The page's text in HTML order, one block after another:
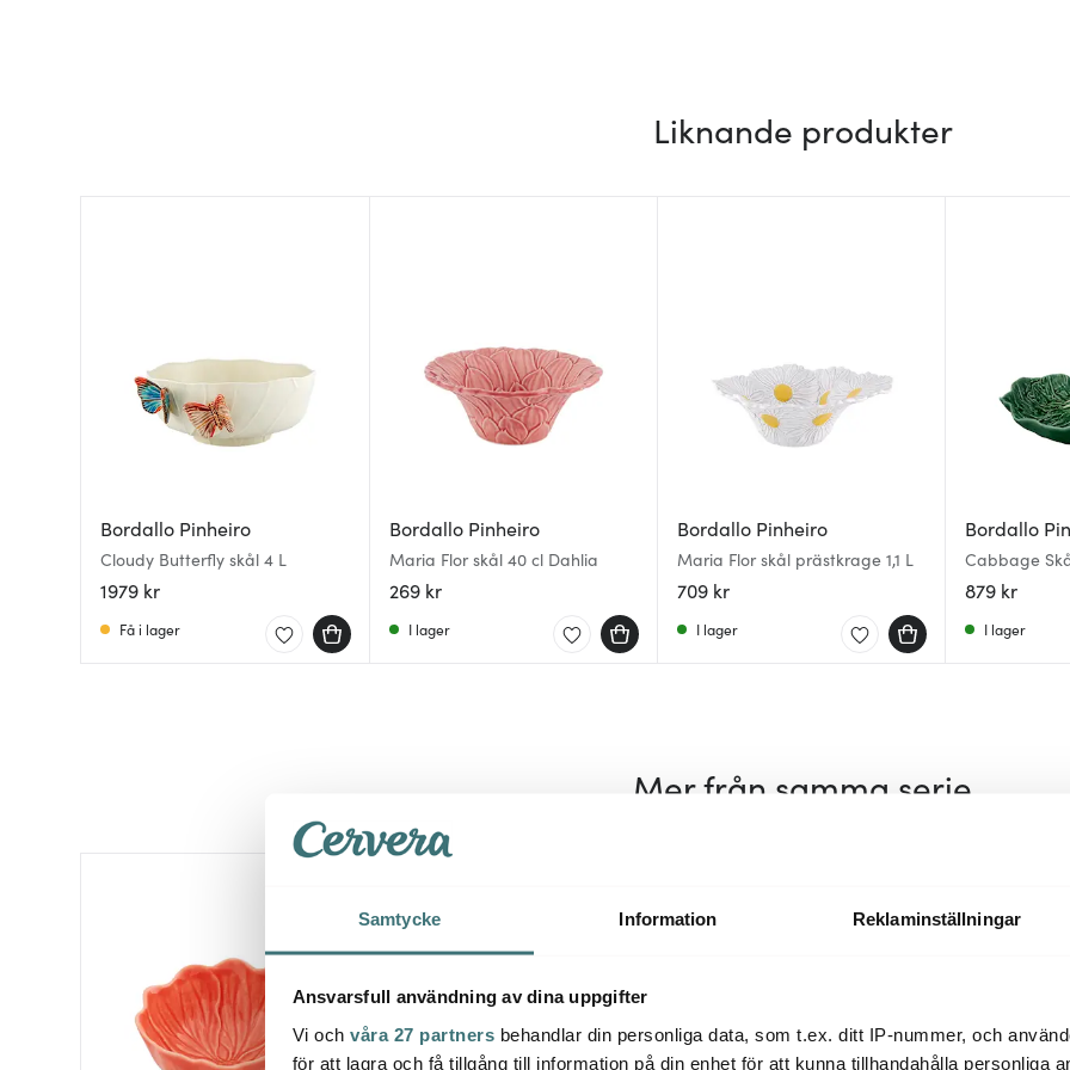
Samtycke Information Reklaminställningar
Ansvarsfull användning av dina uppgifter
Vi och våra 27 partners behandlar din personliga data, som t.ex. ditt IP-nummer, och
för att lagra och få tillgång till information på din enhet för att kunna tillhandahålla personliga
Liknande produkter
Bordallo Pinheiro
Cloudy Butterfly skål 4 L
1979 kr
Få i lager
Bordallo Pinheiro
Maria Flor skål 40 cl Dahlia
269 kr
I lager
Bordallo Pinheiro
Maria Flor skål prästkrage 1,1 L
709 kr
I lager
Bordallo
Cabbage
Grön
879 kr
I lager
Mer från samma serie